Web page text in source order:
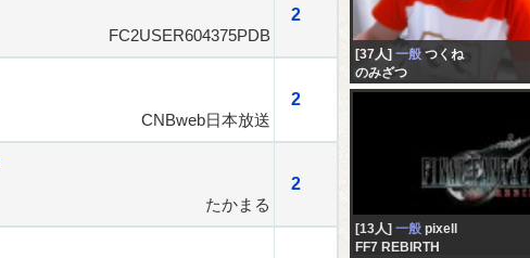
2
FC2USER604375PDB
2
CNBweb日本放送
2
たかまる
[37人] 一般 つくね
のみざつ
[13人] 一般 pixell
FF7 REBIRTH